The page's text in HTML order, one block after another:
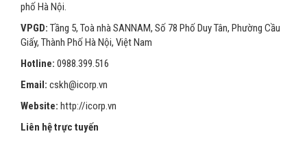
phố Hà Nội.
VPGD: Tầng 5, Toà nhà SANNAM, Số 78 Phố Duy Tân, Phường Cầu
Giấy, Thành Phố Hà Nội, Việt Nam
Hotline: 0988.399.516
Email: cskh@icorp.vn
Website: http://icorp.vn
Liên hệ trực tuyến
Số điện thoại
Email*
Họ và tên người liên hệ
Số điện thoại*